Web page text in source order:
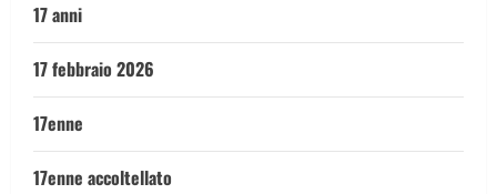
17 anni
17 febbraio 2026
17enne
17enne accoltellato